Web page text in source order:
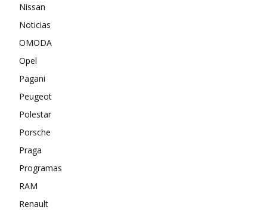
Nissan
Noticias
OMODA
Opel
Pagani
Peugeot
Polestar
Porsche
Praga
Programas
RAM
Renault